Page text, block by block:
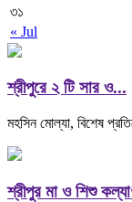
« Jul
৩১
শ্রীপুরে ২ টি সার ও...
মহসিন মোল্যা, বিশেষ
শ্রীপুর মা ও শিশু